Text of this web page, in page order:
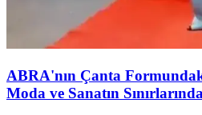
ABRA'nın Çanta
Moda ve Sanatın